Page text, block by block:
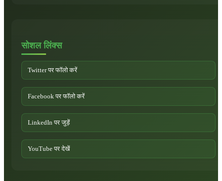
सोशल लिंक्स
Twitter पर फॉलो करें
Facebook पर फॉलो करें
LinkedIn पर जुड़ें
YouTube पर देखें